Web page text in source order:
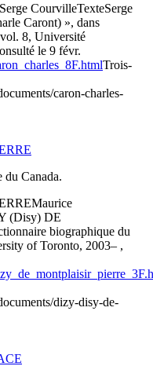
Serge CourvilleTexteSerge
Caront) », dans
8, Université
le 9 févr.
Trois-
caron-charles-
Canada.
Maurice
(Disy) DE
biographique du
of Toronto, 2003– ,
dizy-disy-de-